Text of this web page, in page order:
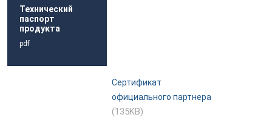
Технический
паспорт
продукта
pdf
Сертификат
официального партнера
(135KB)